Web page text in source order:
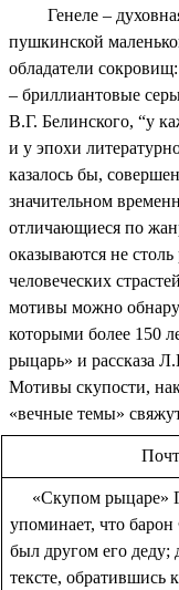
Генеле –
пушкинской
обладатели
– бриллиантовые
В.Г. Белинского, “у
и у эпохи
казалось бы,
значительном
отличающиеся по
оказываются не
человеческих
мотивы можно
которыми более 150
рыцарь» и рассказа
Мотивы скупости,
«вечные темы»
«Скупом рыцаре»
упоминает, что
был другом его деду;
тексте, обратившись